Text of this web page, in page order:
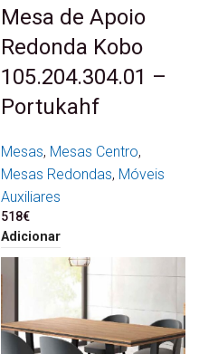
Mesa de Apoio
Redonda Kobo
105.204.304.01 –
Portukahf
Mesas, Mesas Centro,
Mesas Redondas, Móveis
Auxiliares
518€
Adicionar